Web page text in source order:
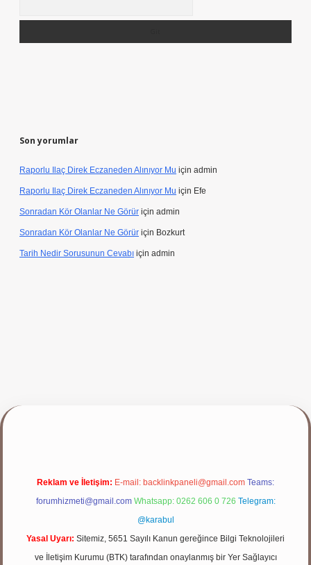
Son yorumlar
Raporlu Ilaç Direk Eczaneden Alınıyor Mu için admin
Raporlu Ilaç Direk Eczaneden Alınıyor Mu için Efe
Sonradan Kör Olanlar Ne Görür için admin
Sonradan Kör Olanlar Ne Görür için Bozkurt
Tarih Nedir Sorusunun Cevabı için admin
Reklam ve İletişim: E-mail: backlinkpaneli@gmail.com Teams:
forumhizmeti@gmail.com Whatsapp: 0262 606 0 726 Telegram:
@karabul
Yasal Uyarı: Sitemiz, 5651 Sayılı Kanun gereğince Bilgi Teknolojileri
ve İletişim Kurumu (BTK) tarafından onaylanmış bir Yer Sağlayıcı